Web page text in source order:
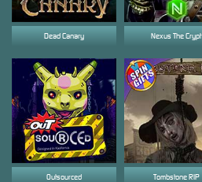
Outsourced
Nexus The Crypt
Tombstone RIP
Dead Canary